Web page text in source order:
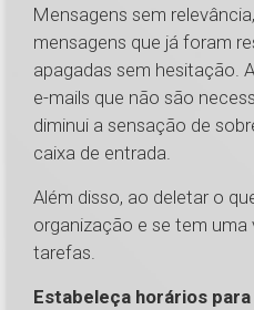
Mensagens sem
mensagens que já foram
apagadas sem hesitação.
e-mails que não são
diminui a sensação de
caixa de entrada.
Além disso, ao deletar o
organização e se tem uma
tarefas.
Estabeleça horários